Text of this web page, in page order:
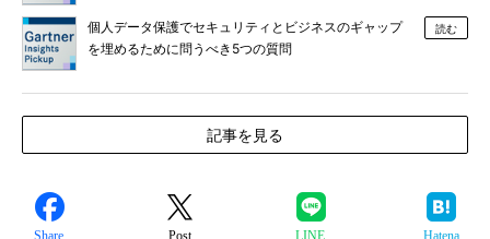
個人データ保護でセキュリティとビジネスのギャップ
を埋めるために問うべき5つの質問
読む
記事を見る
Share Post LINE Hatena